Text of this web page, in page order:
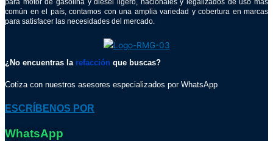
común en el país, contamos con una amplia variedad y cobertura en marcas
para satisfacer las necesidades del mercado.
¿No encuentras la refacción que buscas?
Cotiza con nuestros asesores especializados por WhatsApp
ESCRÍBENOS POR
WhatsApp